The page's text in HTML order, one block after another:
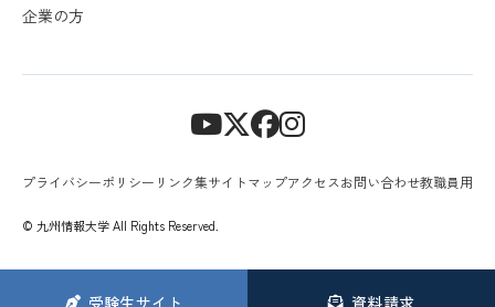
受験生サイト 資料請求
企業の方
プライバシーポリシー リンク集サイトマップアクセスお問い合わせ教職員用
© 九州情報大学 All Rights Reserved.